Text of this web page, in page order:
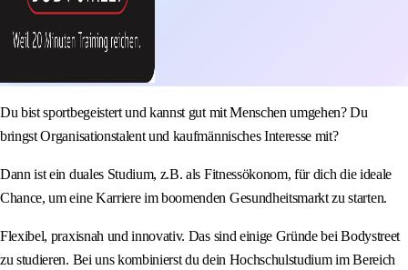
Du bist sportbegeistert und kannst gut mit Menschen umgehen? Du
bringst Organisationstalent und kaufmännisches Interesse mit?
Dann ist ein duales Studium, z.B. als Fitnessökonom, für dich die ideale
Chance, um eine Karriere im boomenden Gesundheitsmarkt zu starten.
Flexibel, praxisnah und innovativ. Das sind einige Gründe bei Bodystreet
zu studieren. Bei uns kombinierst du dein Hochschulstudium im Bereich